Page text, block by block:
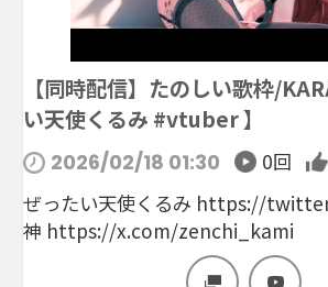
【同時配信】たのしい歌枠/
い天使くるみ #vtuber 】
2026/02/18 01:30 0回
ぜったい天使くるみ https://
神 https://x.com/zenchi_kami